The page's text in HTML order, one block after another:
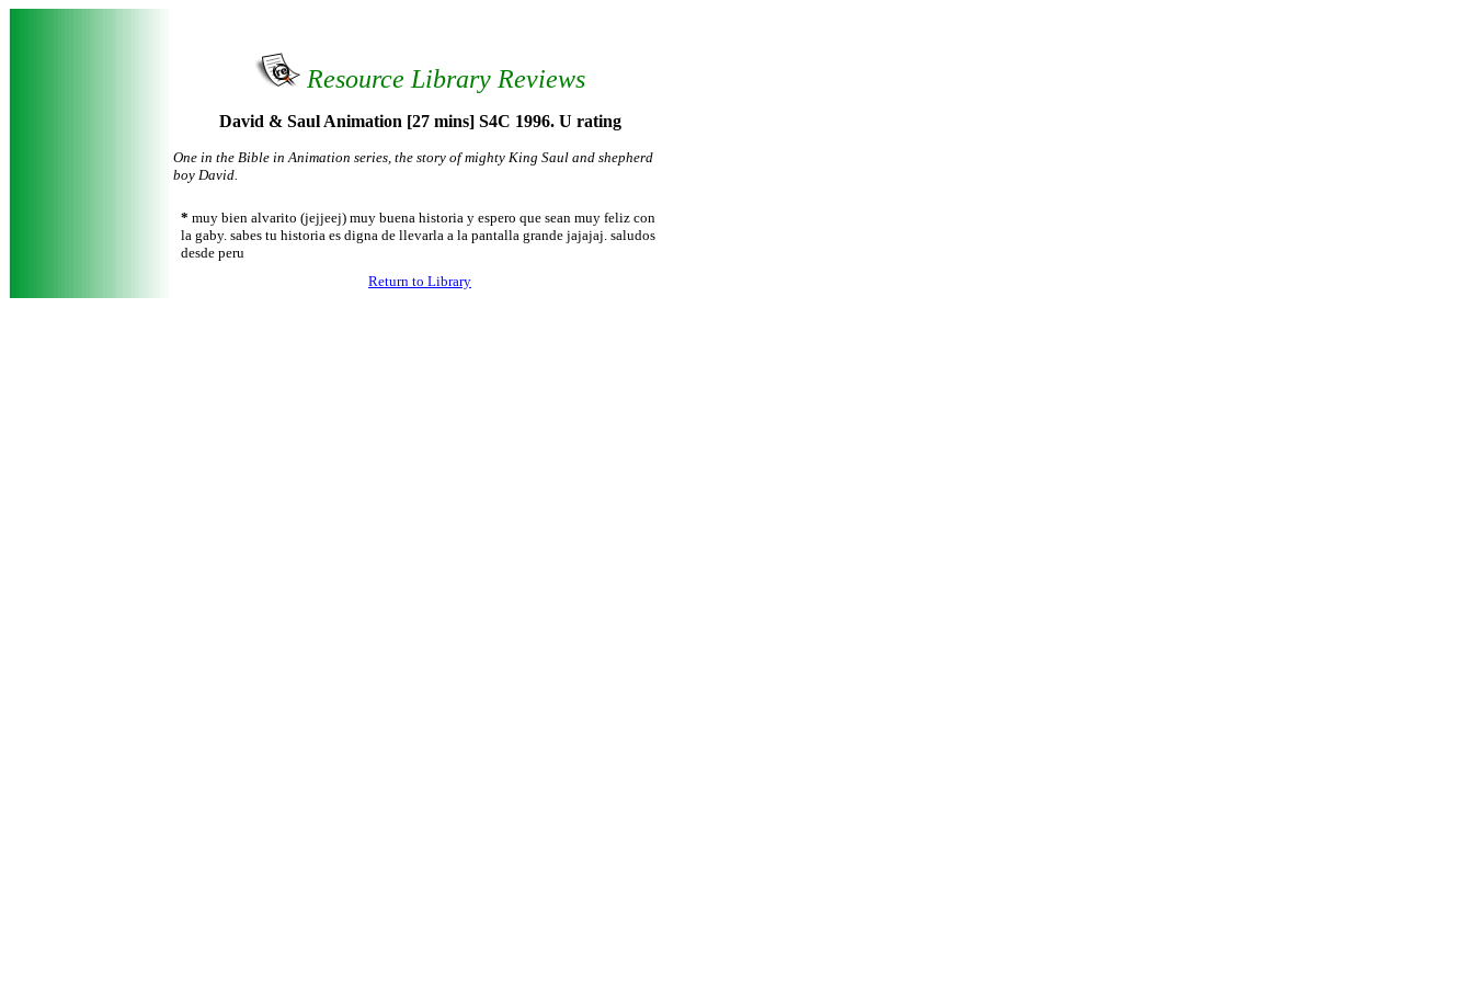
Resource Library Reviews
David & Saul Animation [27 mins] S4C 1996. U rating
One in the Bible in Animation series, the story of mighty King Saul and shepherd
boy David.
* muy bien alvarito (jejjeej) muy buena historia y espero que sean muy feliz con
la gaby. sabes tu historia es digna de llevarla a la pantalla grande jajajaj. saludos
desde peru
Return to Library